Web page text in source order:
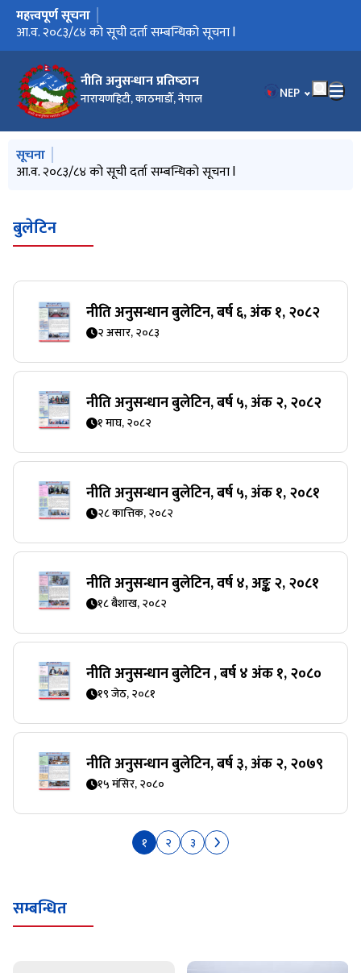
नीति अनुसन्धान प्रतिष्‍ठान
नारायणहिटी, काठमाडौँ, नेपाल भाषा चयन गर्नुहोस्
NEP
मुख्य नेभिगेसनमा जानुहोस्
महत्त्वपूर्ण सूचना
आ.व. २०८३/८४ को सूची दर्ता सम्बन्धिको सूचना l
मुख्य नेभिगेसनमा जानुहोस्
सूचना
आ.व. २०८३/८४ को सूची दर्ता सम्बन्धिको सूचना l
बुलेटिन
नीति अनुसन्धान बुलेटिन, बर्ष ६, अंक १, २०८२
२ असार, २०८३
नीति अनुसन्धान बुलेटिन, बर्ष ५, अंक २, २०८२
१ माघ, २०८२
नीति अनुसन्धान बुलेटिन, बर्ष ५, अंक १, २०८१
२८ कात्तिक, २०८२
नीति अनुसन्धान बुलेटिन, वर्ष ४, अङ्क २, २०८१
१८ बैशाख, २०८२
नीति अनुसन्धान बुलेटिन , बर्ष ४ अंक १, २०८०
१९ जेठ, २०८१
नीति अनुसन्धान बुलेटिन, बर्ष ३, अंक २, २०७९
१५ मंसिर, २०८०
१ २ ३
सम्बन्धित